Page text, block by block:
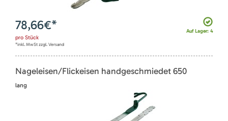
Auf Lager: 4
78,66€*
pro Stück
*inkl. MwSt zzgl. Versand
Nageleisen/Flickeisen handgeschmiedet 650
lang